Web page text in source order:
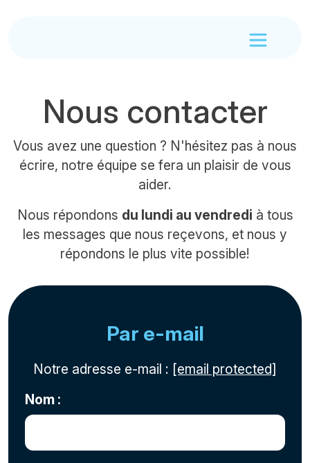
Nous contacter
Vous avez une question ? N'hésitez pas à nous
écrire, notre équipe se fera un plaisir de vous
aider.
Nous répondons du lundi au vendredi à tous
les messages que nous reçevons, et nous y
répondons le plus vite possible!
Par e-mail
Notre adresse e-mail : [email protected]
Nom :